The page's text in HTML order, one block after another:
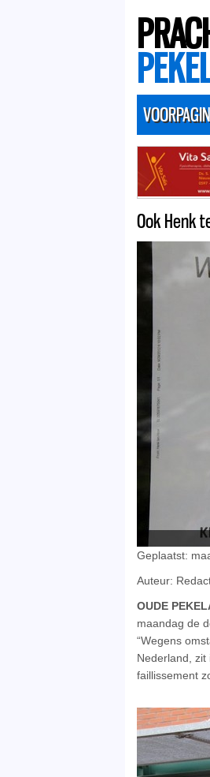
Ook Henk
Geplaatst:
Auteur:
OUDE
maandag de
“Wegens
Nederland,
faillissement